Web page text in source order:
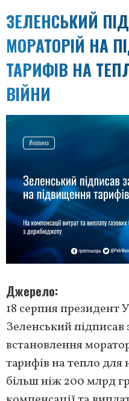
ЗЕЛЕНСЬКИЙ
МОРАТОРІЙ НА
ТАРИФІВ НА
ВІЙНИ
Джерело
18 серпня президент
Зеленський підписав
встановлення
тарифів на тепло
більш ніж 200 млрд